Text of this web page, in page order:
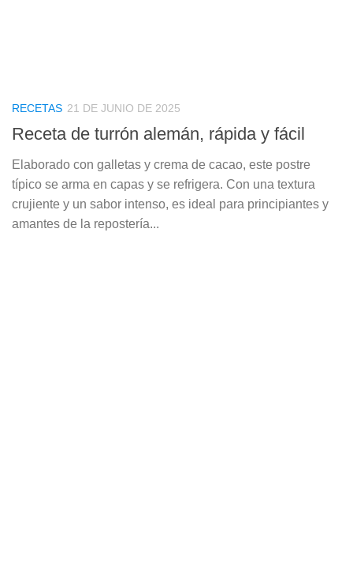
RECETAS 21 DE JUNIO DE 2025
Receta de turrón alemán, rápida y fácil
Elaborado con galletas y crema de cacao, este postre
típico se arma en capas y se refrigera. Con una textura
crujiente y un sabor intenso, es ideal para principiantes y
amantes de la repostería...